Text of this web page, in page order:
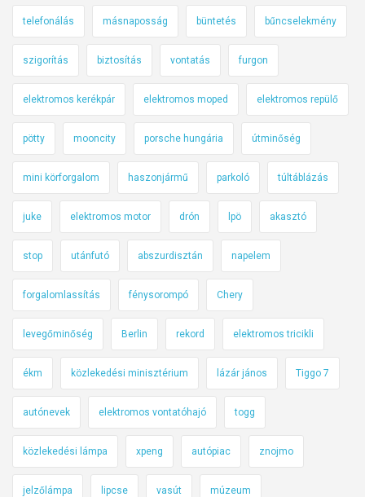
telefonálás másnaposság büntetés bűncselekmény
szigorítás biztosítás vontatás furgon
elektromos kerékpár elektromos moped elektromos repülő
pötty mooncity porsche hungária útminőség
mini körforgalom haszonjármű parkoló túltáblázás
juke elektromos motor drón lpö akasztó
stop utánfutó abszurdisztán napelem
forgalomlassítás fénysorompó Chery
levegőminőség Berlin rekord elektromos tricikli
ékm közlekedési minisztérium lázár jános Tiggo 7
autónevek elektromos vontatóhajó togg
közlekedési lámpa xpeng autópiac znojmo
jelzőlámpa lipcse vasút múzeum